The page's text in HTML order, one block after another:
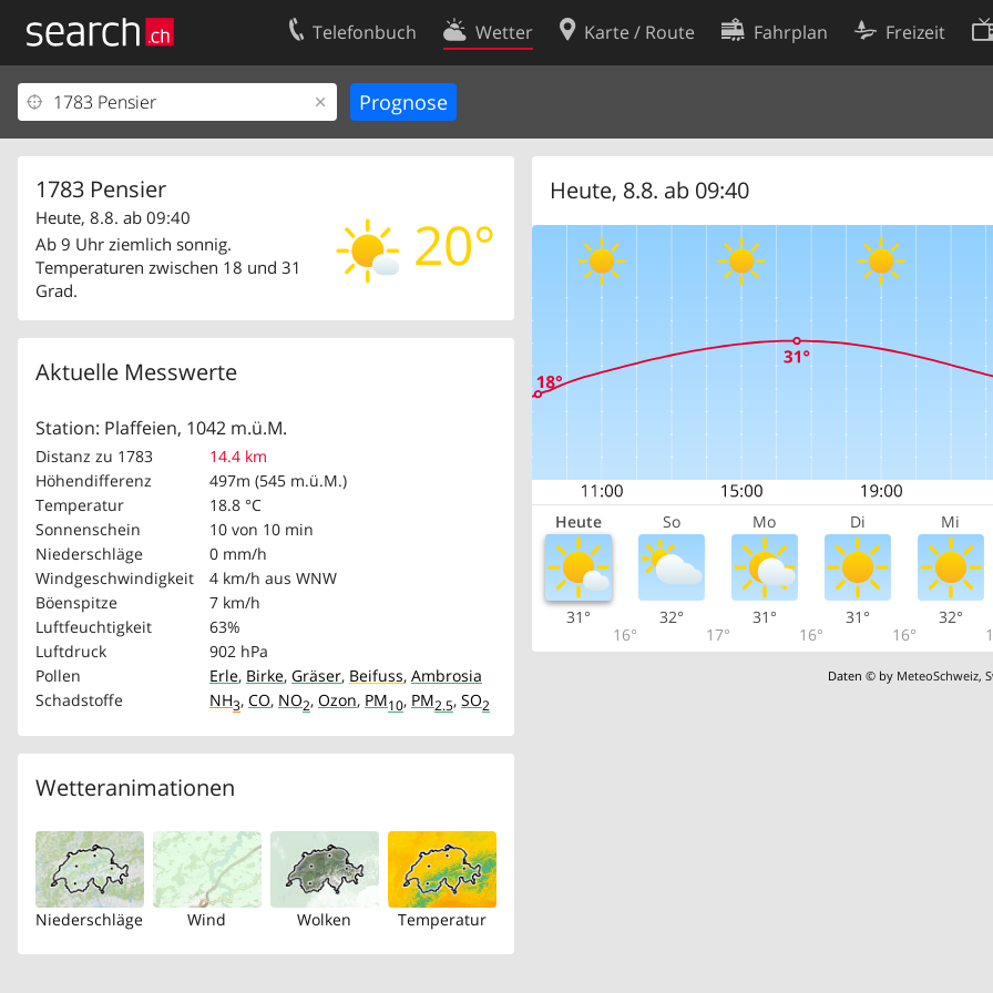
Telefonbuch Wetter Karte / Route Fahrplan Freizeit
1783 Pensier
20°
Heute, 8.8. ab 09:40
Ab 9 Uhr ziemlich sonnig.
Temperaturen zwischen 18 und 31
Grad.
Aktuelle Messwerte
Station: Plaffeien, 1042 m.ü.M.
Distanz zu 1783
14.4 km
Höhendifferenz
497m (545 m.ü.M.)
Temperatur
18.8 °C
Sonnenschein
10 von 10 min
Niederschläge
0 mm/h
Windgeschwindigkeit
4 km/h aus WNW
Böenspitze
7 km/h
Luftfeuchtigkeit
63%
Luftdruck
902 hPa
Pollen
Erle, Birke, Gräser, Beifuss, Ambrosia
Schadstoffe
NH3, CO, NO2, Ozon, PM10, PM2.5, SO2
Wetteranimationen
Niederschläge Wind Wolken Temperatur
Heute, 8.8. ab 09:40
Heute So Mo Di Mi
31°
16°
32°
17°
31°
16°
31°
16°
32°
Daten © by MeteoSchweiz,
Ihr Eintrag
Kundencenter Geschäftskunden
Kontakt
Nutzungsbedingungen
Cookie-Einstellungen